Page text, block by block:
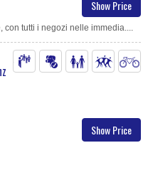
Show Price
tutti i negozi nelle immedia....
Show Price